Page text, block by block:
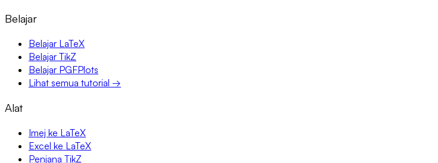
Belajar
Belajar LaTeX
Belajar TikZ
Belajar PGFPlots
Lihat semua tutorial →
Alat
Imej ke LaTeX
Excel ke LaTeX
Penjana TikZ